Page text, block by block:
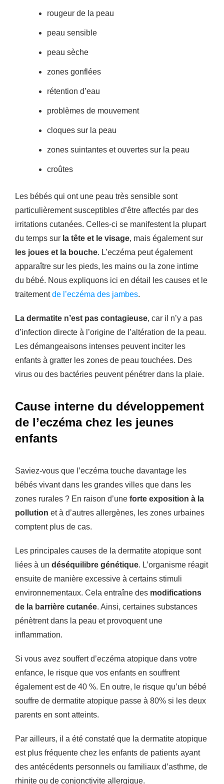
rougeur de la peau
peau sensible
peau sèche
zones gonflées
rétention d’eau
problèmes de mouvement
cloques sur la peau
zones suintantes et ouvertes sur la peau
croûtes
Les bébés qui ont une peau très sensible sont
particulièrement susceptibles d’être affectés par des
irritations cutanées. Celles-ci se manifestent la plupart
du temps sur la tête et le visage, mais également sur
les joues et la bouche. L’eczéma peut également
apparaître sur les pieds, les mains ou la zone intime
du bébé. Nous expliquons ici en détail les causes et le
traitementde l’eczéma des jambes.
La dermatite n’est pas contagieuse, car il n’y a pas
d’infection directe à l’origine de l’altération de la peau.
Les démangeaisons intenses peuvent inciter les
enfants à gratter les zones de peau touchées. Des
virus ou des bactéries peuvent pénétrer dans la plaie.
Cause interne du développement
de l’eczéma chez les jeunes
enfants
Saviez-vous que l’eczéma touche davantage les
bébés vivant dans les grandes villes que dans les
zones rurales ? En raison d’une forte exposition à la
pollution et à d’autres allergènes, les zones urbaines
comptent plus de cas.
Les principales causes de la dermatite atopique sont
liées à un déséquilibre génétique. L’organisme réagit
ensuite de manière excessive à certains stimuli
environnementaux. Cela entraîne des modifications
de la barrière cutanée. Ainsi, certaines substances
pénètrent dans la peau et provoquent une
inflammation.
Si vous avez souffert d’eczéma atopique dans votre
enfance, le risque que vos enfants en souffrent
également est de 40 %. En outre, le risque qu’un bébé
souffre de dermatite atopique passe à 80% si les deux
parents en sont atteints.
Par ailleurs, il a été constaté que la dermatite atopique
est plus fréquente chez les enfants de patients ayant
des antécédents personnels ou familiaux d’asthme, de
rhinite ou de conjonctivite allergique.